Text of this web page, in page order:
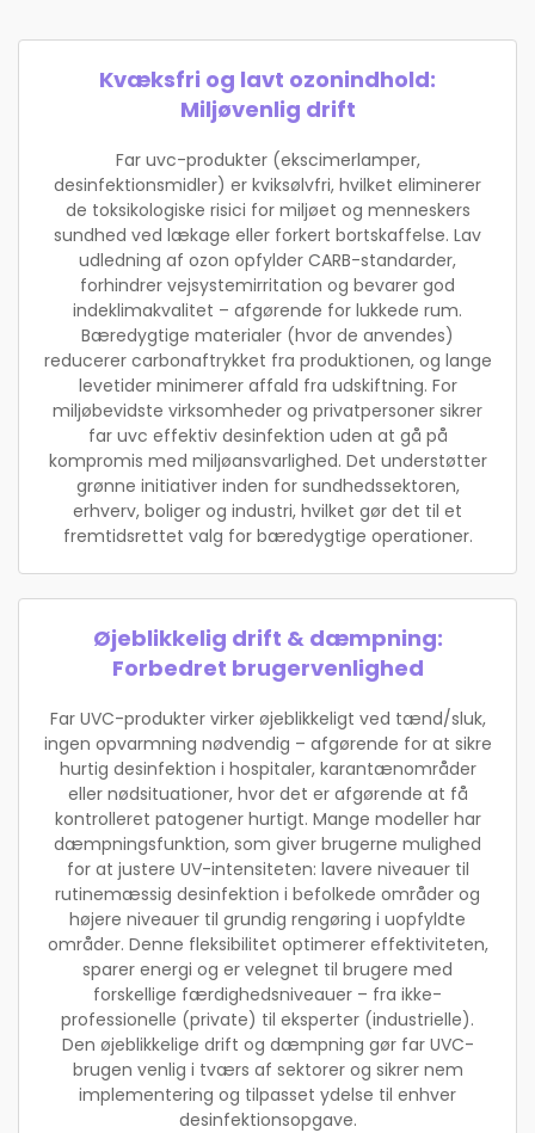
Kvæksfri og lavt ozonindhold:
Miljøvenlig drift
Far uvc-produkter (ekscimerlamper,
desinfektionsmidler) er kviksølvfri, hvilket eliminerer
de toksikologiske risici for miljøet og menneskers
sundhed ved lækage eller forkert bortskaffelse. Lav
udledning af ozon opfylder CARB-standarder,
forhindrer vejsystemirritation og bevarer god
indeklimakvalitet – afgørende for lukkede rum.
Bæredygtige materialer (hvor de anvendes)
reducerer carbonaftrykket fra produktionen, og lange
levetider minimerer affald fra udskiftning. For
miljøbevidste virksomheder og privatpersoner sikrer
far uvc effektiv desinfektion uden at gå på
kompromis med miljøansvarlighed. Det understøtter
grønne initiativer inden for sundhedssektoren,
erhverv, boliger og industri, hvilket gør det til et
fremtidsrettet valg for bæredygtige operationer.
Øjeblikkelig drift & dæmpning:
Forbedret brugervenlighed
Far UVC-produkter virker øjeblikkeligt ved tænd/sluk,
ingen opvarmning nødvendig – afgørende for at sikre
hurtig desinfektion i hospitaler, karantænområder
eller nødsituationer, hvor det er afgørende at få
kontrolleret patogener hurtigt. Mange modeller har
dæmpningsfunktion, som giver brugerne mulighed
for at justere UV-intensiteten: lavere niveauer til
rutinemæssig desinfektion i befolkede områder og
højere niveauer til grundig rengøring i uopfyldte
områder. Denne fleksibilitet optimerer effektiviteten,
sparer energi og er velegnet til brugere med
forskellige færdighedsniveauer – fra ikke-
professionelle (private) til eksperter (industrielle).
Den øjeblikkelige drift og dæmpning gør far UVC-
brugen venlig i tværs af sektorer og sikrer nem
implementering og tilpasset ydelse til enhver
desinfektionsopgave.